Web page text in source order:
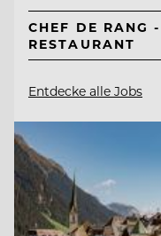
CHEF DE RANG
RESTAURANT
Entdecke alle Jobs